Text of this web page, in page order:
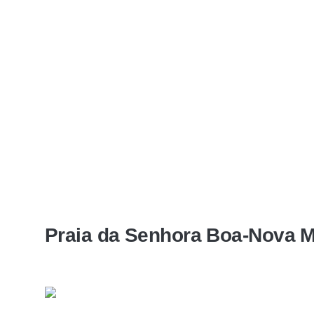
Praia da Senhora Boa-Nova